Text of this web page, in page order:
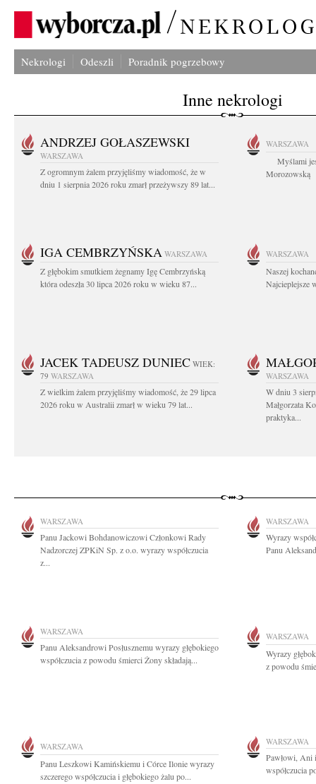
Nekrologi Odeszli Poradnik pogrzebowy
Inne nekrologi
ANDRZEJ GOŁASZEWSKI
WARSZAWA
Z ogromnym żalem przyjęliśmy wiadomość, że w
dniu 1 sierpnia 2026 roku zmarł przeżywszy 89 lat...
WARSZAWA
Myślami
Morozowską
IGA CEMBRZYŃSKA WARSZAWA
Z głębokim smutkiem żegnamy Igę Cembrzyńską
która odeszła 30 lipca 2026 roku w wieku 87...
WARSZAWA
Naszej
Najcieplejsze
JACEK TADEUSZ DUNIEC WIEK:
79 WARSZAWA
Z wielkim żalem przyjęliśmy wiadomość, że 29 lipca
2026 roku w Australii zmarł w wieku 79 lat...
WARSZAWA
W dniu 3
Małgorzata
praktyka...
WARSZAWA
Panu Jackowi Bohdanowiczowi Członkowi Rady
Nadzorczej ZPKiN Sp. z o.o. wyrazy współczucia
z...
WARSZAWA
Wyrazy
Panu
WARSZAWA
Panu Aleksandrowi Posłusznemu wyrazy głębokiego
współczucia z powodu śmierci Żony składają...
WARSZAWA
Wyrazy
z powodu
WARSZAWA
Panu Leszkowi Kamińskiemu i Córce Ilonie wyrazy
szczerego współczucia i głębokiego żalu po...
WARSZAWA
Pawłowi, Ani
współczucia